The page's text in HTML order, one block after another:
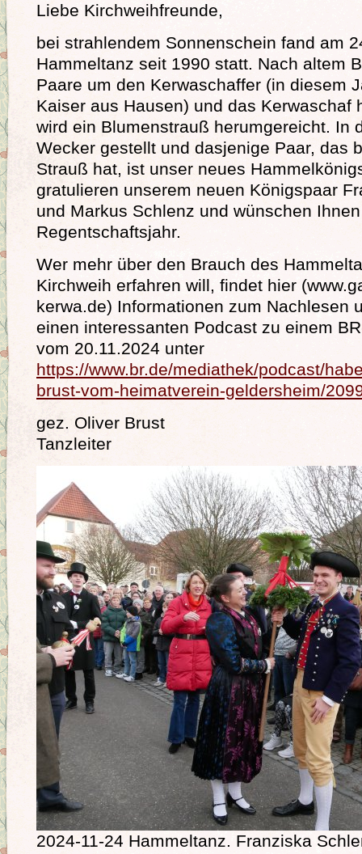
Liebe Kirchweihfreunde,
bei strahlendem Sonnenschein fand am
Hammeltanz seit 1990 statt. Nach altem
Paare um den Kerwaschaffer (in diesem
Kaiser aus Hausen) und das Kerwaschaf
wird ein Blumenstrauß herumgereicht. In
Wecker gestellt und dasjenige Paar, das
Strauß hat, ist unser neues
gratulieren unserem neuen Königspaar
und Markus Schlenz und wünschen
Regentschaftsjahr.
Wer mehr über den Brauch des
Kirchweih erfahren will, findet hier
kerwa.de) Informationen zum Nachlesen
einen interessanten Podcast zu einem
vom 20.11.2024 unter
https://www.br.de/mediathek/podcast/
brust-vom-heimatverein-geldersheim/
gez. Oliver Brust
Tanzleiter
2024-11-24 Hammeltanz. Franziska